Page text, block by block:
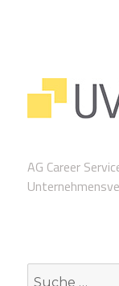
AG Career
Suche